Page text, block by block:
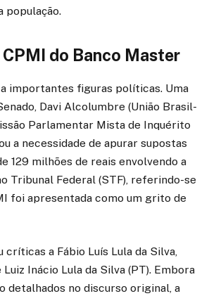
população.
do Banco Master
importantes figuras políticas. Uma
Davi Alcolumbre (União Brasil-
Parlamentar Mista de Inquérito
a necessidade de apurar supostas
129 milhões de reais envolvendo a
Tribunal Federal (STF), referindo-se
foi apresentada como um grito de
a Fábio Luís Lula da Silva,
Inácio Lula da Silva (PT). Embora
detalhados no discurso original, a